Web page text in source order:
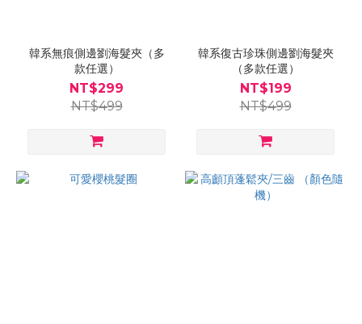
韓系無痕側邊劉海髮夾（多
款任選）
NT$299
NT$499
韓系復古珍珠側邊劉海髮夾
（多款任選）
NT$199
NT$499